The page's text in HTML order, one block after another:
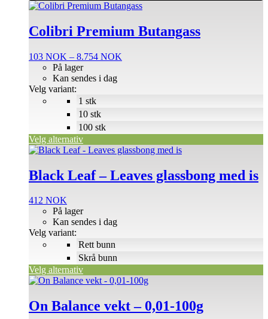
Colibri Premium Butangass
103 NOK – 8.754 NOK
1 stk
10 stk
100 stk
På lager
Kan sendes i dag
Velg variant:
Velg alternativ
har
varianter.
Alternativene
kan
velges
produktsiden
Black Leaf – Leaves glassbong med is
412 NOK
Rett bunn
Skrå bunn
På lager
Kan sendes i dag
Velg variant:
Velg alternativ
Dette
har
flere
Alternativene
velges
på
produktsiden
On Balance vekt – 0,01-100g